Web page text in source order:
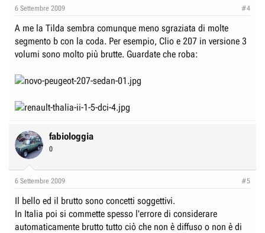
6 Settembre 2009 #4
A me la Tilda sembra comunque meno sgraziata di molte
segmento b con la coda. Per esempio, Clio e 207 in versione 3
volumi sono molto più brutte. Guardate che roba:
fabiologgia
0
6 Settembre 2009 #5
Il bello ed il brutto sono concetti soggettivi.
In Italia poi si commette spesso l'errore di considerare
automaticamente brutto tutto ciò che non è diffuso o non è di